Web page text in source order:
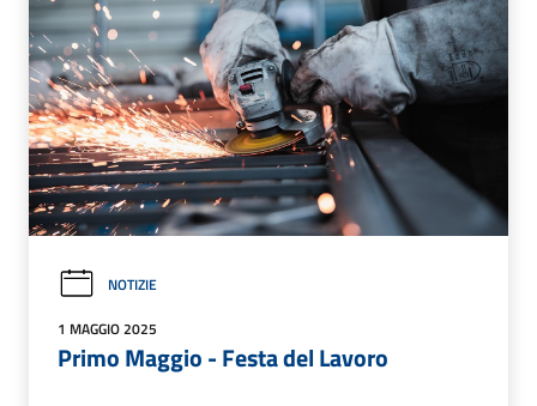
NOTIZIE
1 MAGGIO 2025
Primo Maggio - Festa del Lavoro